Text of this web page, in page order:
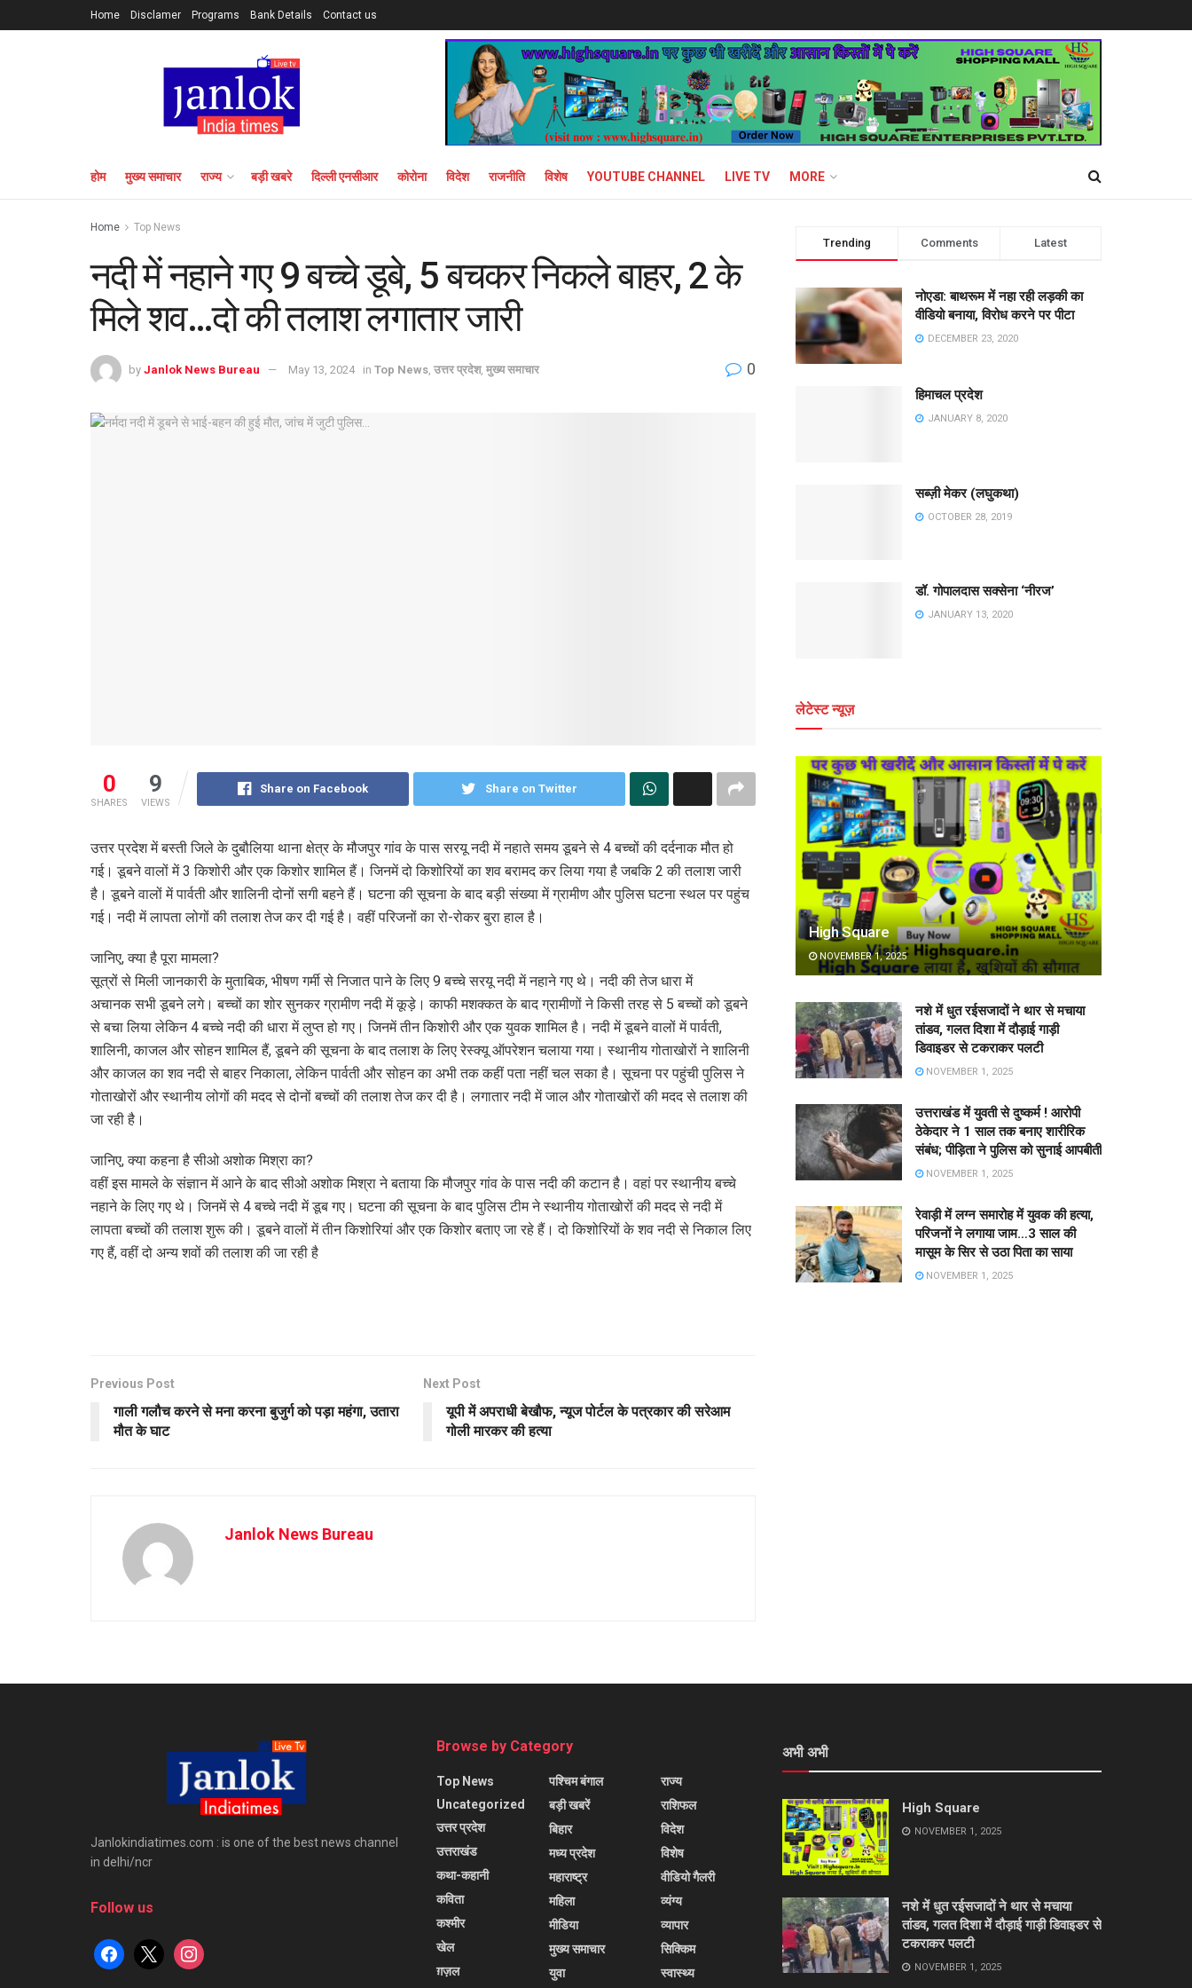
Home Disclamer Programs Bank Details Contact us
होम मुख्य समाचार राज्य बड़ी खबरे दिल्ली एनसीआर कोरोना विदेश राजनीति विशेष YOUTUBE CHANNEL LIVE TV MORE
Home Top News
नदी में नहाने गए 9 बच्चे डूबे, 5 बचकर निकले बाहर, 2 के
मिले शव…दो की तलाश लगातार जारी
by Janlok News Bureau May 13, 2024 in Top News उत्तर प्रदेश, मुख्य समाचार 0
0
SHARES
9
VIEWS
Share on Facebook Share on Twitter
उत्तर प्रदेश में बस्ती जिले के दुबौलिया थाना क्षेत्र के मौजपुर गांव के पास सरयू नदी में नहाते समय डूबने से 4 बच्चों की दर्दनाक मौत हो
गई। डूबने वालों में 3 किशोरी और एक किशोर शामिल हैं। जिनमें दो किशोरियों का शव बरामद कर लिया गया है जबकि 2 की तलाश जारी
है। डूबने वालों में पार्वती और शालिनी दोनों सगी बहने हैं। घटना की सूचना के बाद बड़ी संख्या में ग्रामीण और पुलिस घटना स्थल पर पहुंच
गई। नदी में लापता लोगों की तलाश तेज कर दी गई है। वहीं परिजनों का रो-रोकर बुरा हाल है।
जानिए, क्या है पूरा मामला?
सूत्रों से मिली जानकारी के मुताबिक, भीषण गर्मी से निजात पाने के लिए 9 बच्चे सरयू नदी में नहाने गए थे। नदी की तेज धारा में
अचानक सभी डूबने लगे। बच्चों का शोर सुनकर ग्रामीण नदी में कूड़े। काफी मशक्कत के बाद ग्रामीणों ने किसी तरह से 5 बच्चों को डूबने
से बचा लिया लेकिन 4 बच्चे नदी की धारा में लुप्त हो गए। जिनमें तीन किशोरी और एक युवक शामिल है। नदी में डूबने वालों में पार्वती,
शालिनी, काजल और सोहन शामिल हैं, डूबने की सूचना के बाद तलाश के लिए रेस्क्यू ऑपरेशन चलाया गया। स्थानीय गोताखोरों ने शालिनी
और काजल का शव नदी से बाहर निकाला, लेकिन पार्वती और सोहन का अभी तक कहीं पता नहीं चल सका है। सूचना पर पहुंची पुलिस ने
गोताखोरों और स्थानीय लोगों की मदद से दोनों बच्चों की तलाश तेज कर दी है। लगातार नदी में जाल और गोताखोरों की मदद से तलाश की
जा रही है।
जानिए, क्या कहना है सीओ अशोक मिश्रा का?
वहीं इस मामले के संज्ञान में आने के बाद सीओ अशोक मिश्रा ने बताया कि मौजपुर गांव के पास नदी की कटान है। वहां पर स्थानीय बच्चे
नहाने के लिए गए थे। जिनमें से 4 बच्चे नदी में डूब गए। घटना की सूचना के बाद पुलिस टीम ने स्थानीय गोताखोरों की मदद से नदी में
लापता बच्चों की तलाश शुरू की। डूबने वालों में तीन किशोरियां और एक किशोर बताए जा रहे हैं। दो किशोरियों के शव नदी से निकाल लिए
गए हैं, वहीं दो अन्य शवों की तलाश की जा रही है
Previous Post
गाली गलौच करने से मना करना बुजुर्ग को पड़ा महंगा, उतारा
मौत के घाट
Next Post
यूपी में अपराधी बेखौफ, न्यूज पोर्टल के पत्रकार की सरेआम
गोली मारकर की हत्या
Janlok News Bureau
Trending Comments Latest
नोएडा: बाथरूम में नहा रही लड़की का
वीडियो बनाया, विरोध करने पर पीटा
DECEMBER 23, 2020
हिमाचल प्रदेश
JANUARY 8, 2020
सब्ज़ी मेकर (लघुकथा)
OCTOBER 28, 2019
डॉ. गोपालदास सक्सेना ‘नीरज’
JANUARY 13, 2020
लेटेस्ट न्यूज़
High Square
NOVEMBER 1, 2025
नशे में धुत रईसजादों ने थार से मचाया
तांडव, गलत दिशा में दौड़ाई गाड़ी
डिवाइडर से टकराकर पलटी
NOVEMBER 1, 2025
उत्तराखंड में युवती से दुष्कर्म ! आरोपी
ठेकेदार ने 1 साल तक बनाए शारीरिक
संबंध; पीड़िता ने पुलिस को सुनाई आपबीती
NOVEMBER 1, 2025
रेवाड़ी में लग्न समारोह में युवक की हत्या,
परिजनों ने लगाया जाम…3 साल की
मासूम के सिर से उठा पिता का साया
NOVEMBER 1, 2025
Janlokindiatimes.com : is one of the best news channel
in delhi/ncr
Follow us
facebook
x instagram
Browse by Category
Top News
Uncategorized
उत्तर प्रदेश
उत्तराखंड
कथा-कहानी
कविता
कश्मीर
खेल
ग़ज़ल
पश्चिम बंगाल
बड़ी खबरें
बिहार
मध्य प्रदेश
महाराष्ट्र
महिला
मीडिया
मुख्य समाचार
युवा
राज्य
राशिफल
विदेश
विशेष
वीडियो गैलरी
व्यंग्य
व्यापार
सिक्किम
स्वास्थ्य
अभी अभी
High Square
NOVEMBER 1, 2025
नशे में धुत रईसजादों ने थार से मचाया
तांडव, गलत दिशा में दौड़ाई गाड़ी डिवाइडर से
टकराकर पलटी
NOVEMBER 1, 2025